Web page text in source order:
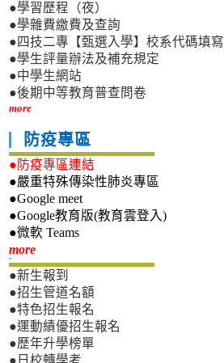
●學習歷程（夜）
●學雜費繳費及查詢
●四技二專【甄選入學】校系代碼填寫
●學生評量辦法及補充規定
●中學生網站
●後期中等教育普查問卷
more
防疫專區
●防疫專區連結
●嚴重特殊傳染性肺炎專區
●Google meet
●Google教育版(教育雲登入)
●微軟 Teams
more新生專區
●新生報到
●招生管道名額
●特色招生報名
●運動績優招生報名
●歷年升學榜單
●日校轉學考